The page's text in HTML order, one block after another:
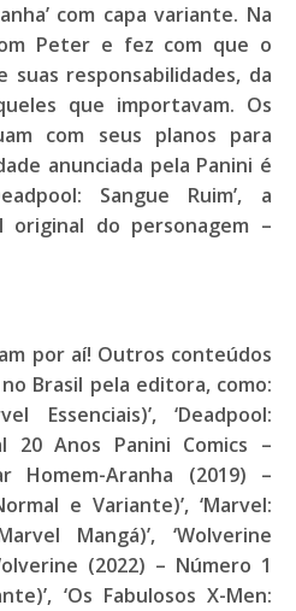
com capa variante. Na
Peter e fez com que o
suas responsabilidades, da
que importavam. Os
com seus planos para
anunciada pela Panini é
Sangue Ruim’, a
original do personagem –
por aí! Outros conteúdos
Brasil pela editora, como:
Essenciais)’, ‘Deadpool:
20 Anos Panini Comics –
Homem-Aranha (2019) –
e Variante)’, ‘Marvel:
Mangá)’, ‘Wolverine
(2022) – Número 1
‘Os Fabulosos X-Men: